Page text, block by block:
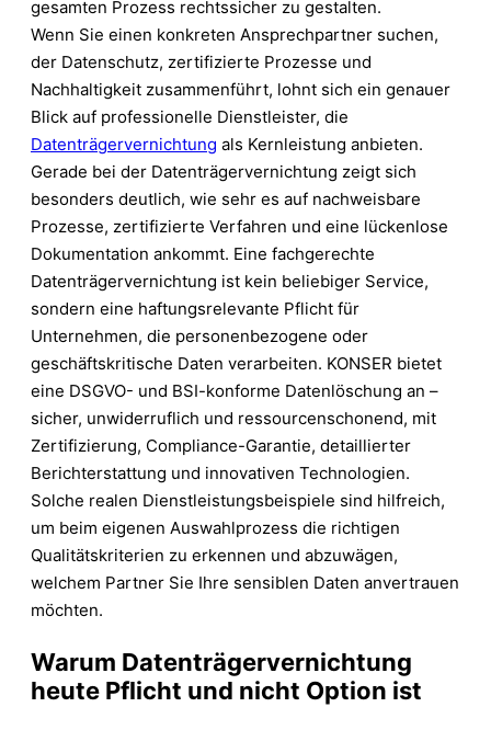
gesamten Prozess rechtssicher zu gestalten.
Wenn Sie einen konkreten Ansprechpartner suchen,
der Datenschutz, zertifizierte Prozesse und
Nachhaltigkeit zusammenführt, lohnt sich ein genauer
Blick auf professionelle Dienstleister, die
Datenträgervernichtung als Kernleistung anbieten.
Gerade bei der Datenträgervernichtung zeigt sich
besonders deutlich, wie sehr es auf nachweisbare
Prozesse, zertifizierte Verfahren und eine lückenlose
Dokumentation ankommt. Eine fachgerechte
Datenträgervernichtung ist kein beliebiger Service,
sondern eine haftungsrelevante Pflicht für
Unternehmen, die personenbezogene oder
geschäftskritische Daten verarbeiten. KONSER bietet
eine DSGVO- und BSI-konforme Datenlöschung an –
sicher, unwiderruflich und ressourcenschonend, mit
Zertifizierung, Compliance-Garantie, detaillierter
Berichterstattung und innovativen Technologien.
Solche realen Dienstleistungsbeispiele sind hilfreich,
um beim eigenen Auswahlprozess die richtigen
Qualitätskriterien zu erkennen und abzuwägen,
welchem Partner Sie Ihre sensiblen Daten anvertrauen
möchten.
Warum Datenträgervernichtung
heute Pflicht und nicht Option ist